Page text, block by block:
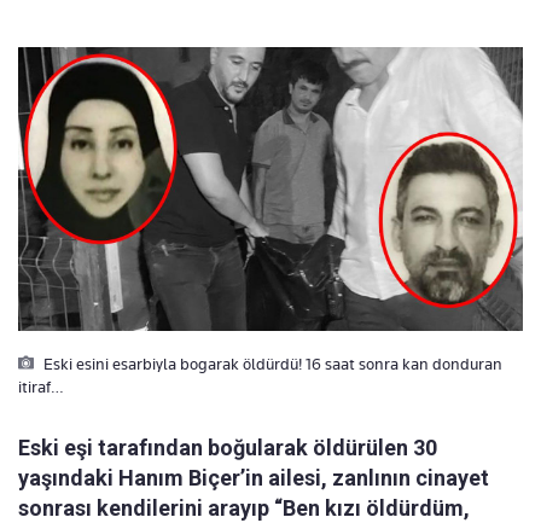
Eski esini esarbiyla bogarak öldürdü! 16 saat sonra kan donduran
itiraf…
Eski eşi tarafından boğularak öldürülen 30
yaşındaki Hanım Biçer’in ailesi, zanlının cinayet
sonrası kendilerini arayıp “Ben kızı öldürdüm,